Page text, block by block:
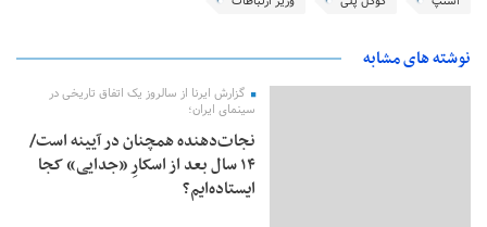
نوشته های مشابه
گزارش ایرنا از سالروز یک اتفاق تاریخی در
سینمای ایران؛
نجات‌دهنده‌ همچنان در آیینه است/
۱۴ سال بعد از اسکارِ «جدایی» کجا
ایستاده‌ایم؟